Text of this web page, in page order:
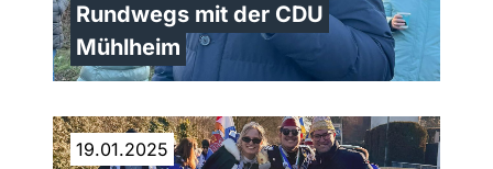
Rundwegs mit der CDU
Mühlheim
19.01.2025